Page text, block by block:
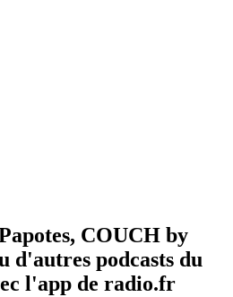
COUCH by
d'autres podcasts du
l'app de radio.fr